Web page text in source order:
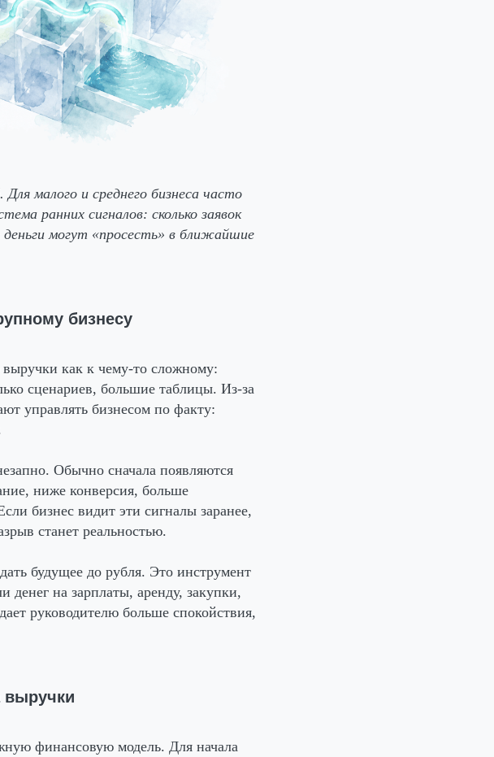
малого и среднего бизнеса часто
ранних сигналов: сколько заявок
могут «просесть» в ближайшие
бизнесу
как к чему-то сложному:
сценариев, большие таблицы. Из-за
управлять бизнесом по факту:
Обычно сначала появляются
ниже конверсия, больше
бизнес видит эти сигналы заранее,
станет реальностью.
будущее до рубля. Это инструмент
денег на зарплаты, аренду, закупки,
руководителю больше спокойствия,
выручки
финансовую модель. Для начала